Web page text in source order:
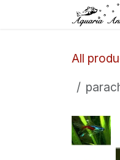
Skip to Content
All